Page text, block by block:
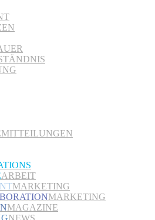
ARBEIT
MARKETING
MARKETING
MAGAZINE
NEWS